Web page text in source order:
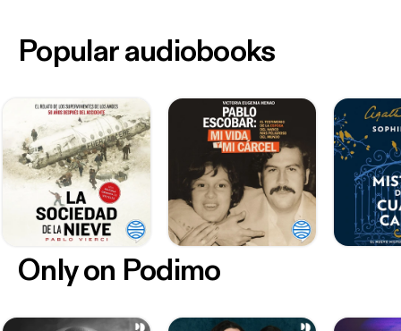
Only on Podimo
Popular audiobooks